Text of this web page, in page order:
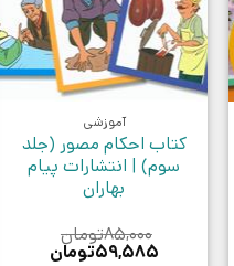
آموزشی
کتاب احکام مصور (جلد
سوم) | انتشارات پیام
بهاران
۸۵,۰۰۰تومان
قیمت
۵۹,۵۸۵تومان